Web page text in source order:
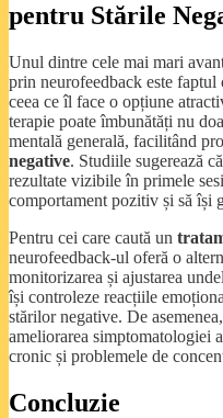
pentru Stările
Unul dintre cele mai mari
prin neurofeedback este faptul
ceea ce îl face o opțiune
terapie poate îmbunătăți nu
mentală generală, facilitând
negative. Studiile sugerează
rezultate vizibile în primele
comportament pozitiv și să își
Pentru cei care caută un
neurofeedback-ul oferă o
monitorizarea și ajustarea
își controleze reacțiile
stărilor negative. De
ameliorarea simptomatologiei
cronic și problemele de
Concluzie